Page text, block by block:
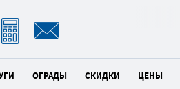
ОГРАДЫ СКИДКИ ЦЕНЫ